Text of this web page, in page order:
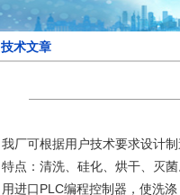
技术文章
我厂可根据用户技术要求设计
特点：清洗、硅化、烘干、灭
用进口PLC编程控制器，使洗